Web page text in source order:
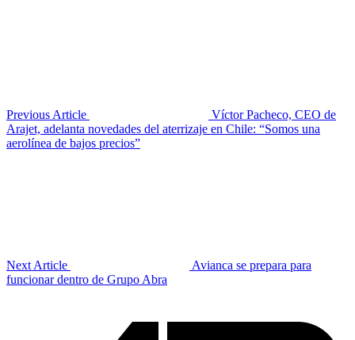
Previous Article
Víctor Pacheco, CEO de
Arajet, adelanta novedades del aterrizaje en Chile: “Somos una
aerolínea de bajos precios”
Next Article
Avianca se prepara para
funcionar dentro de Grupo Abra